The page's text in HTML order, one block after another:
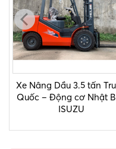
Xe Nâng Dầu 3.5 tấn
Quốc – Động cơ Nhật
ISUZU